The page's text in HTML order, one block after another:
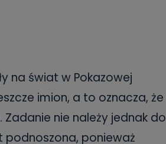
na świat w Pokazowej
imion, a to oznacza, że
nie należy jednak do
podnoszona, ponieważ